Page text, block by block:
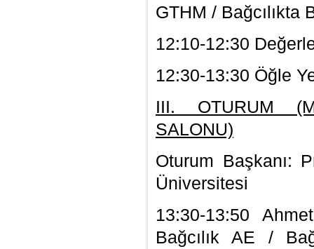
GTHM / Bağcılıkta
12:10-12:30
12:30-13:30 Öğle
III. OTURUM
SALONU)
Oturum Başkanı:
Üniversitesi
13:30-13:50
Bağcılık AE /